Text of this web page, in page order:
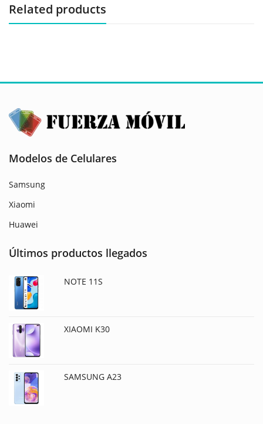
Related products
Modelos de Celulares
Samsung
Xiaomi
Huawei
Últimos productos llegados
NOTE 11S
XIAOMI K30
SAMSUNG A23